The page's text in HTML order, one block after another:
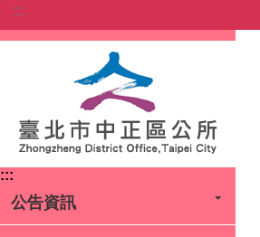
跳到主要內容區塊
:::
:::
公告資訊